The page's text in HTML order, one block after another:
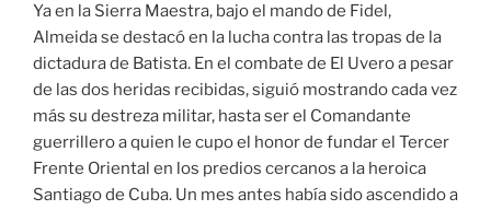
Ya en la Sierra Maestra, bajo el mando de Fidel,
Almeida se destacó en la lucha contra las tropas de la
dictadura de Batista. En el combate de El Uvero a pesar
de las dos heridas recibidas, siguió mostrando cada vez
más su destreza militar, hasta ser el Comandante
guerrillero a quien le cupo el honor de fundar el Tercer
Frente Oriental en los predios cercanos a la heroica
Santiago de Cuba. Un mes antes había sido ascendido a